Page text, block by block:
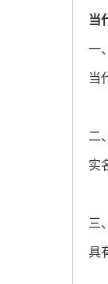
当
一
当
二
实
三
具